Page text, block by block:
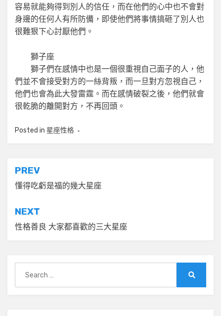
容易就能夠得到別人的信任，而在他們的心中也不會對
身邊的任何人有所防備，即使他們將事情搞砸了別人也
很難狠下心討厭他們。
獅子座
獅子們在感情中也是一個很重視自己面子的人，他
們並不會接受對方的一絲背叛，而一旦對方忽視自己，
他們也會為此大發雷霆。而在感情破裂之後，他們就會
很乾脆的離開對方，不再回頭。
Posted in 星座性格
文
章
導
覽
PREV
懂得吃虧是福的幾大星座
NEXT
性格善良 大家都喜歡的三大星座
for: